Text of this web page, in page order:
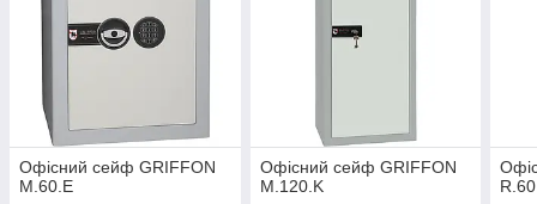
Офісний сейф GRIFFON
M.60.E
Офісний сейф GRIFFON
M.120.K